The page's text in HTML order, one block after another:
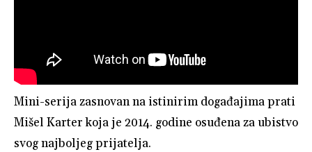
Mini-serija zasnovan na istinirim događajima prati
Mišel Karter koja je 2014. godine osuđena za ubistvo
svog najboljeg prijatelja.